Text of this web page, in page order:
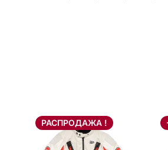
РАСПРОДАЖА !